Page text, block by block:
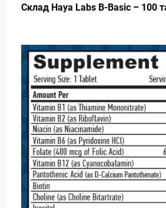
Склад Haya Labs B-Basic – 100